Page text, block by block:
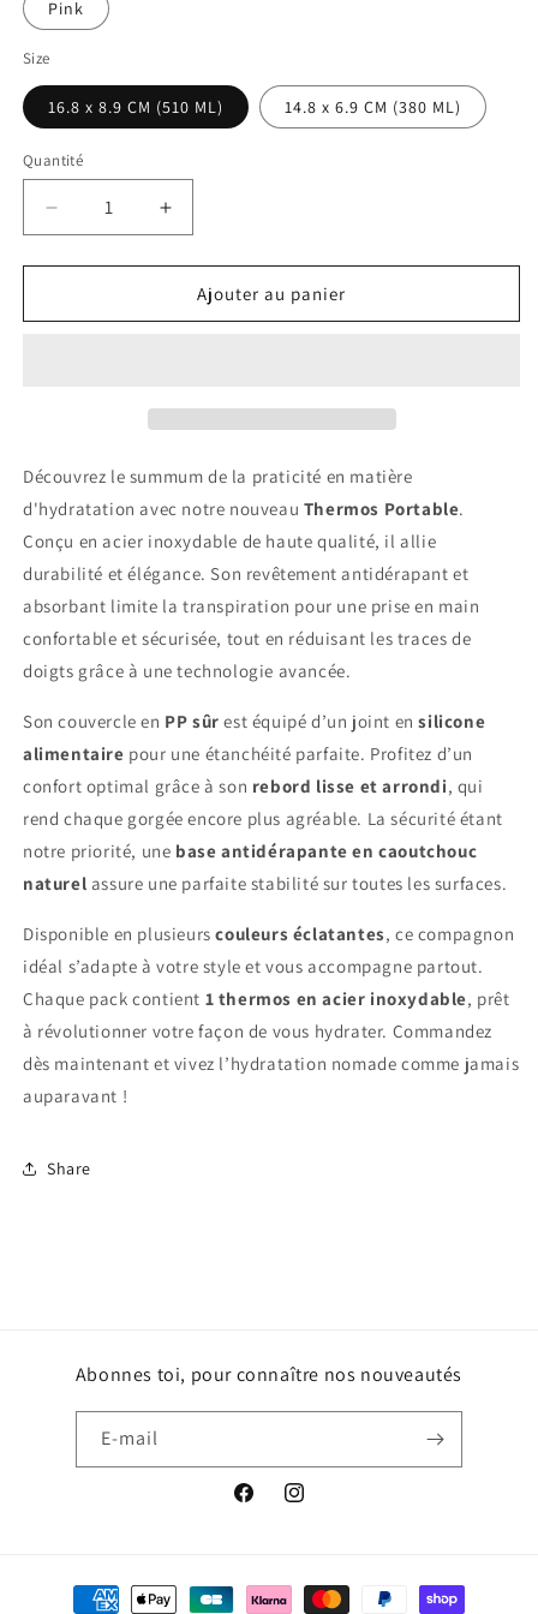
Pink
Size
16.8 x 8.9 CM (510 ML) 14.8 x 6.9 CM (380 ML)
Quantité
Réduire
la
quantité
Gobelet
Augmenter
la
quantité
Gobelet
Ajouter au panier
Découvrez le summum de la praticité en matière
d'hydratation avec notre nouveau Thermos Portable.
Conçu en acier inoxydable de haute qualité, il allie
durabilité et élégance. Son revêtement antidérapant et
absorbant limite la transpiration pour une prise en main
confortable et sécurisée, tout en réduisant les traces de
doigts grâce à une technologie avancée.
Son couvercle en PP sûr est équipé d’un joint ensilicone
alimentaire pour une étanchéité parfaite. Profitez d’un
confort optimal grâce à son rebord lisse et arrondi, qui
rend chaque gorgée encore plus agréable. La sécurité étant
notre priorité, une base antidérapante en caoutchouc
naturel assure une parfaite stabilité sur toutes les surfaces.
Disponible en plusieurscouleurs éclatantes, ce compagnon
idéal s’adapte à votre style et vous accompagne partout.
Chaque pack contient 1 thermos en acier inoxydable, prêt
à révolutionner votre façon de vous hydrater. Commandez
dès maintenant et vivez l’hydratation nomade comme jamais
auparavant !
Share
Abonnes toi, pour connaître nos nouveautés
E-mail
FacebookInstagram
Moyens